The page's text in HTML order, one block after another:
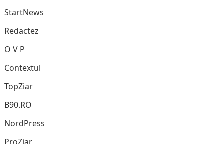
StartNews
Redactez
O V P
Contextul
TopZiar
B90.RO
NordPress
ProZiar